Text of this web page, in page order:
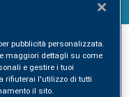
medica
di servizi di
pubblicità personalizzata.
maggiori dettagli su come
e gestire i tuoi
rifiuterai l'utilizzo di tutti
il sito.